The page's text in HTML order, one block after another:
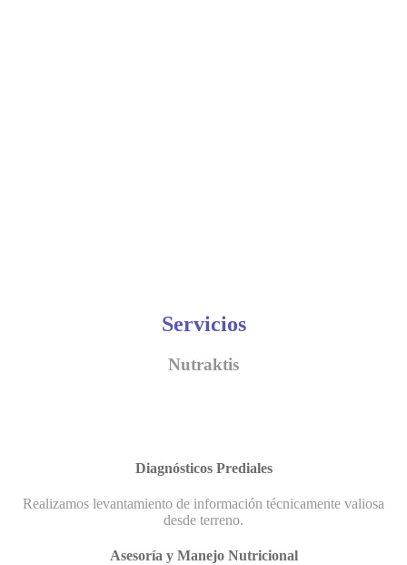
Servicios
Nutraktis
Diagnósticos Prediales
Realizamos levantamiento de información técnicamente valiosa
desde terreno.
Asesoría y Manejo Nutricional